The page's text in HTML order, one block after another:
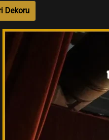
Dekoru